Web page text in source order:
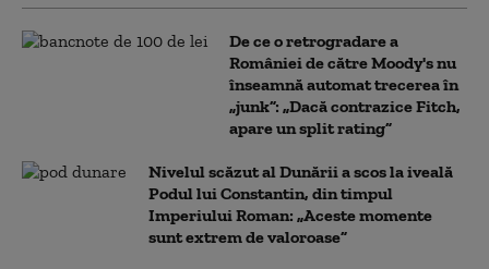
De ce o retrogradare a
României de către Moody's nu
înseamnă automat trecerea în
„junk”: „Dacă contrazice Fitch,
apare un split rating”
Nivelul scăzut al Dunării a scos la iveală
Podul lui Constantin, din timpul
Imperiului Roman: „Aceste momente
sunt extrem de valoroase”